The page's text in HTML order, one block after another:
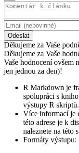
Odeslat
Děkujeme za Vaše
Děkujeme za Vaše
Vaše hodnocení ovšem
jen jednou za den)!
R Markdown je
spolupráci s
výstupy R skriptů.
Více informací je
této adrese je k
naleznete na této
Formáty